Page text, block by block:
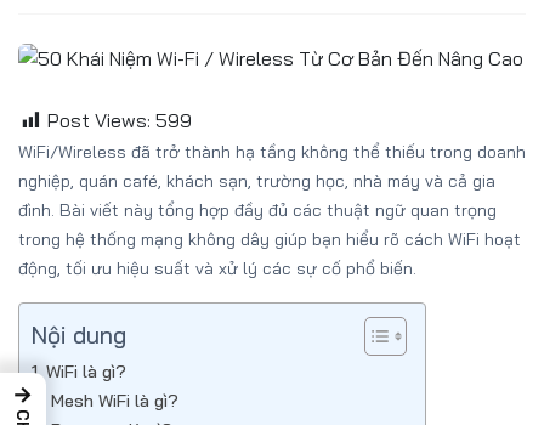
Post Views: 599
WiFi/Wireless đã trở thành hạ tầng không thể thiếu trong doanh
nghiệp, quán café, khách sạn, trường học, nhà máy và cả gia
đình. Bài viết này tổng hợp đầy đủ các thuật ngữ quan trọng
trong hệ thống mạng không dây giúp bạn hiểu rõ cách WiFi hoạt
động, tối ưu hiệu suất và xử lý các sự cố phổ biến.
Nội dung
1. WiFi là gì?
2. Mesh WiFi là gì?
→